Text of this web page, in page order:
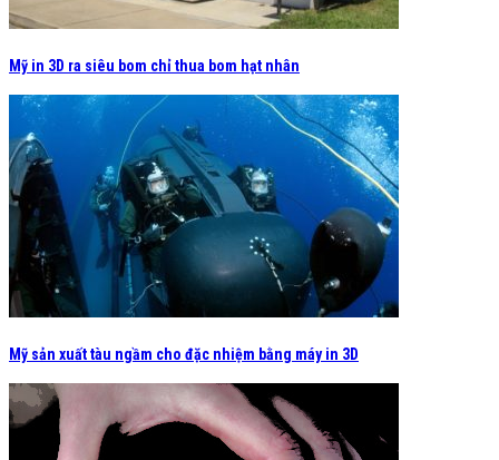
Mỹ in 3D ra siêu bom chỉ thua bom hạt nhân
Mỹ sản xuất tàu ngầm cho đặc nhiệm bằng máy in 3D